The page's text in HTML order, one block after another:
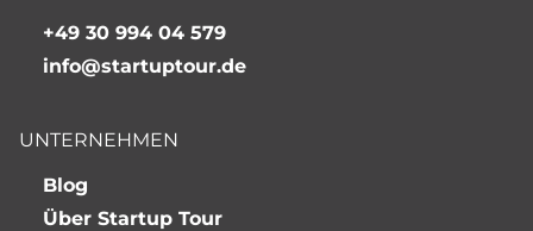
+49 30 994 04 579
info@startuptour.de
UNTERNEHMEN
Blog
Über Startup Tour